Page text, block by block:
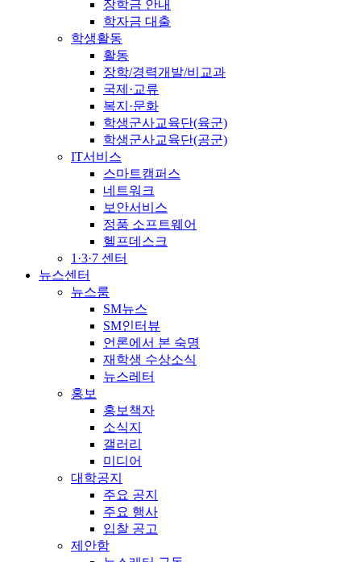
장학금 안내
학자금 대출
학생활동
활동
장학/경력개발/비교과
국제·교류
복지·문화
학생군사교육단(육군)
학생군사교육단(공군)
IT서비스
스마트캠퍼스
네트워크
보안서비스
정품 소프트웨어
헬프데스크
1·3·7 센터
뉴스센터
뉴스룸
SM뉴스
SM인터뷰
언론에서 본 숙명
재학생 수상소식
뉴스레터
홍보
홍보책자
소식지
갤러리
미디어
대학공지
주요 공지
주요 행사
입찰 공고
제안함